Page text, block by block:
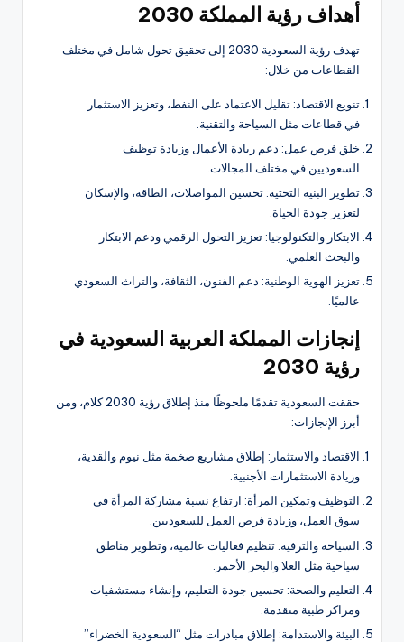
أهداف رؤية المملكة 2030
تهدف رؤية السعودية 2030 إلى تحقيق تحول شامل في مختلف
القطاعات من خلال:
تنويع الاقتصاد: تقليل الاعتماد على النفط، وتعزيز الاستثمار
في قطاعات مثل السياحة والتقنية.
خلق فرص عمل: دعم ريادة الأعمال وزيادة توظيف
السعوديين في مختلف المجالات.
تطوير البنية التحتية: تحسين المواصلات، الطاقة، والإسكان
لتعزيز جودة الحياة.
الابتكار والتكنولوجيا: تعزيز التحول الرقمي ودعم الابتكار
والبحث العلمي.
تعزيز الهوية الوطنية: دعم الفنون، الثقافة، والتراث السعودي
عالميًا.
إنجازات المملكة العربية السعودية في
رؤية 2030
حققت السعودية تقدمًا ملحوظًا منذ إطلاق رؤية 2030 كلام، ومن
أبرز الإنجازات:
الاقتصاد والاستثمار: إطلاق مشاريع ضخمة مثل نيوم والقدية،
وزيادة الاستثمارات الأجنبية.
التوظيف وتمكين المرأة: ارتفاع نسبة مشاركة المرأة في
سوق العمل، وزيادة فرص العمل للسعوديين.
السياحة والترفيه: تنظيم فعاليات عالمية، وتطوير مناطق
سياحية مثل العلا والبحر الأحمر.
التعليم والصحة: تحسين جودة التعليم، وإنشاء مستشفيات
ومراكز طبية متقدمة.
البيئة والاستدامة: إطلاق مبادرات مثل “السعودية الخضراء”